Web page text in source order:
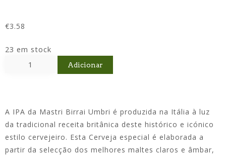
€3.58
23 em stock
Adicionar
A IPA da Mastri Birrai Umbri é produzida na Itália à luz
da tradicional receita britânica deste histórico e icónico
estilo cervejeiro. Esta Cerveja especial é elaborada a
partir da selecção dos melhores maltes claros e âmbar,